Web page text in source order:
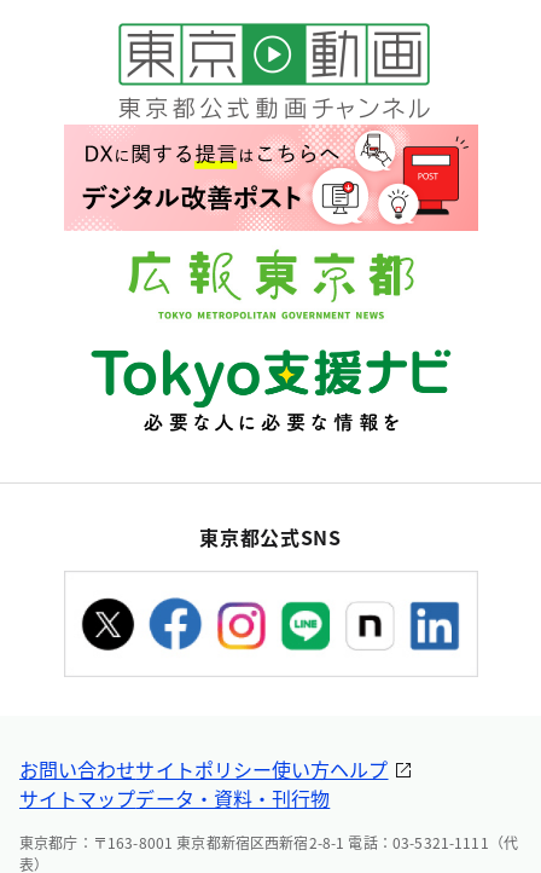
東京都公式SNS
お問い合わせサイトポリシー使い方ヘルプ
サイトマップデータ・資料・刊行物
東京都庁：〒163-8001 東京都新宿区西新宿2-8-1 電話：03-5321-1111（代
表）